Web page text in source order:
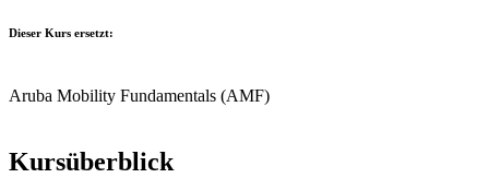
Dieser Kurs ersetzt:
Aruba Mobility Fundamentals (AMF)
Kursüberblick